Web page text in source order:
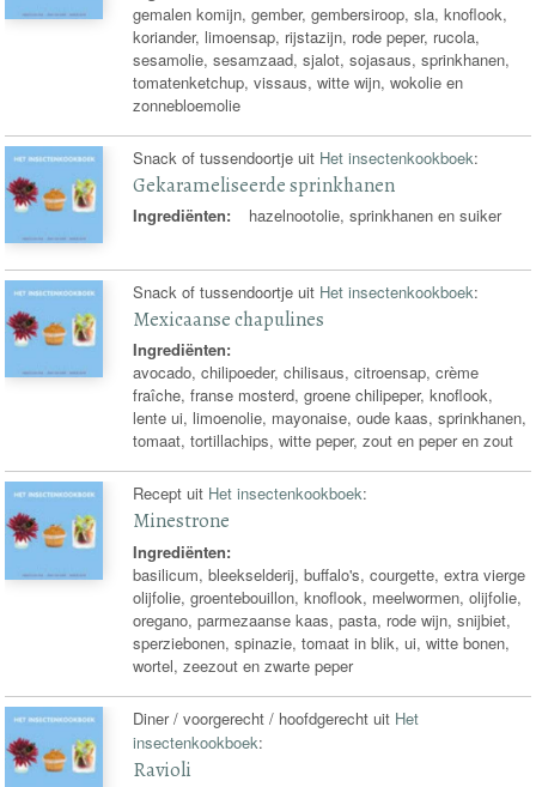
gemalen komijn, gember, gembersiroop, sla, knoflook,
koriander, limoensap, rijstazijn, rode peper, rucola,
sesamolie, sesamzaad, sjalot, sojasaus, sprinkhanen,
tomatenketchup, vissaus, witte wijn, wokolie en
zonnebloemolie
Snack of tussendoortje uit Het insectenkookboek:
Gekarameliseerde sprinkhanen
Ingrediënten: hazelnootolie, sprinkhanen en suiker
Snack of tussendoortje uit Het insectenkookboek:
Mexicaanse chapulines
Ingrediënten:
avocado, chilipoeder, chilisaus, citroensap, crème
fraîche, franse mosterd, groene chilipeper, knoflook,
lente ui, limoenolie, mayonaise, oude kaas, sprinkhanen,
tomaat, tortillachips, witte peper, zout en peper en zout
Recept uit Het insectenkookboek:
Minestrone
Ingrediënten:
basilicum, bleekselderij, buffalo's, courgette, extra vierge
olijfolie, groentebouillon, knoflook, meelwormen, olijfolie,
oregano, parmezaanse kaas, pasta, rode wijn, snijbiet,
sperziebonen, spinazie, tomaat in blik, ui, witte bonen,
wortel, zeezout en zwarte peper
Diner / voorgerecht / hoofdgerecht uit Het
insectenkookboek:
Ravioli